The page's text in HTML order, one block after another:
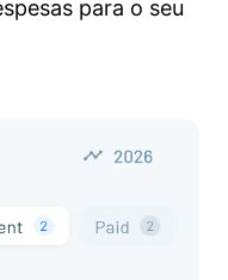
para o seu